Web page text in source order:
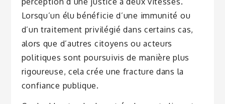
Lorsqu’un élu bénéficie d’une immunité ou
d’un traitement privilégié dans certains cas,
alors que d’autres citoyens ou acteurs
politiques sont poursuivis de manière plus
rigoureuse, cela crée une fracture dans la
confiance publique.